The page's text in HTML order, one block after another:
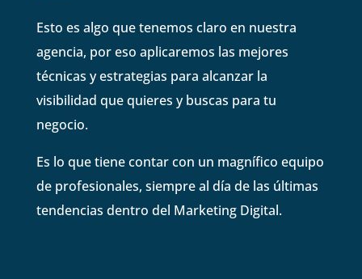
Esto es algo que tenemos claro en nuestra
agencia, por eso aplicaremos las mejores
técnicas y estrategias para alcanzar la
visibilidad que quieres y buscas para tu
negocio.
Es lo que tiene contar con un magnífico equipo
de profesionales, siempre al día de las últimas
tendencias dentro del Marketing Digital.